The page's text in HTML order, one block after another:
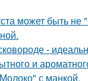
может быть не
-
и
с манкой.